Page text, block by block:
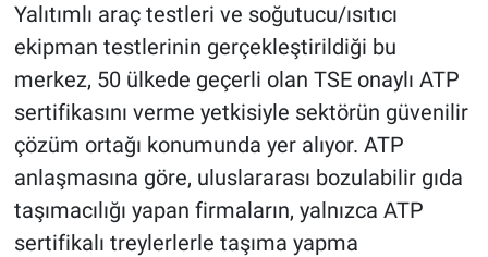
Yalıtımlı araç testleri ve soğutucu/ısıtıcı
ekipman testlerinin gerçekleştirildiği bu
merkez, 50 ülkede geçerli olan TSE onaylı ATP
sertifikasını verme yetkisiyle sektörün güvenilir
çözüm ortağı konumunda yer alıyor. ATP
anlaşmasına göre, uluslararası bozulabilir gıda
taşımacılığı yapan firmaların, yalnızca ATP
sertifikalı treylerlerle taşıma yapma